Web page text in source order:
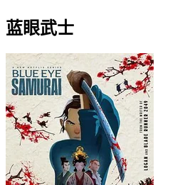
蓝眼武士